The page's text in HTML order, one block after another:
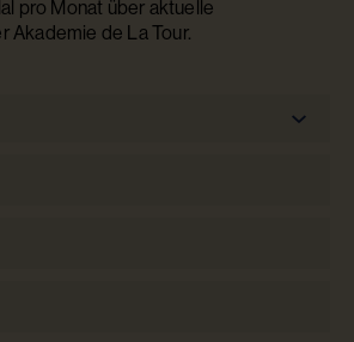
pro Monat über aktuelle
Akademie de La Tour.